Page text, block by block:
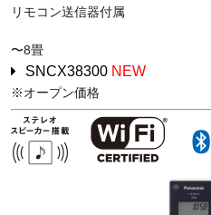
リモコン送信器付属
〜8畳
SNCX38300 NEW
※オープン価格